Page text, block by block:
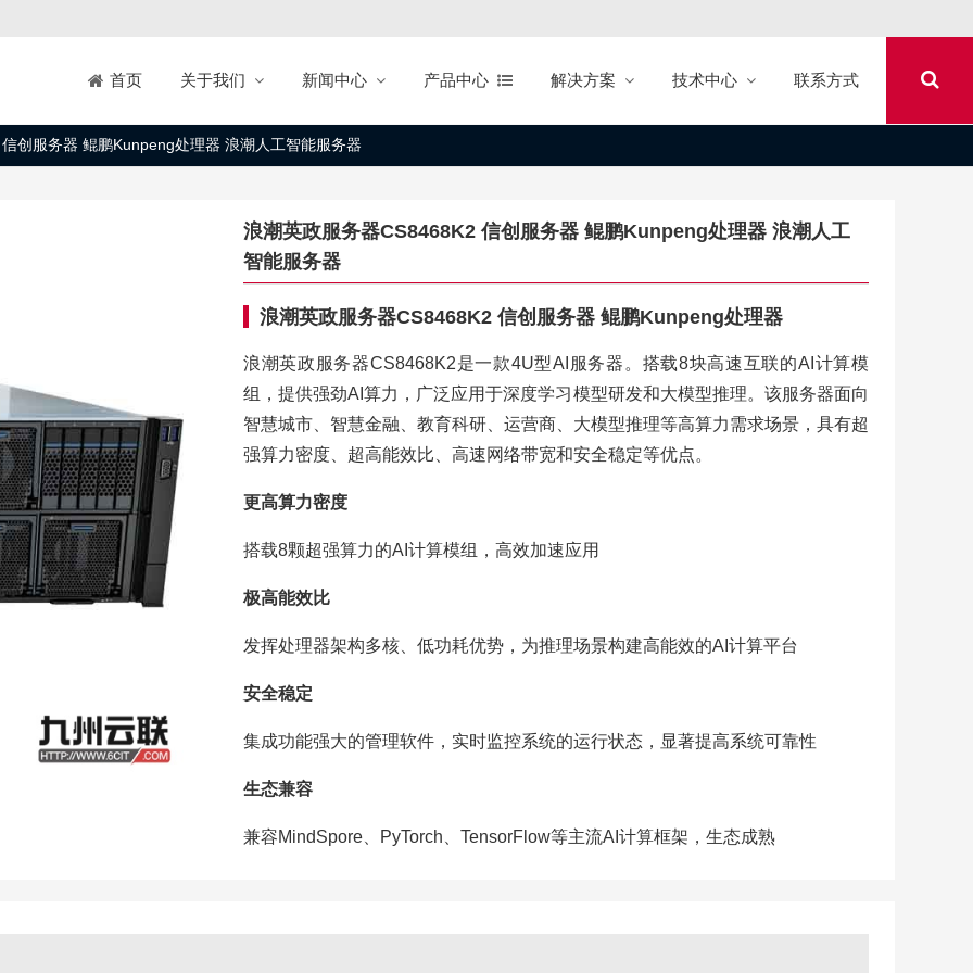
首页 关于我们 新闻中心 产品中心 解决方案 技术中心 联系方式
创服务器 鲲鹏Kunpeng处理器 浪潮人工智能服务器
浪潮英政服务器CS8468K2 信创服务器 鲲鹏Kunpeng处理器 浪潮人工
智能服务器
浪潮英政服务器CS8468K2 信创服务器 鲲鹏Kunpeng处理器
浪潮英政服务器CS8468K2是一款4U型AI服务器。搭载8块高速互联的AI计算模
组，提供强劲AI算力，广泛应用于深度学习模型研发和大模型推理。该服务器面向
智慧城市、智慧金融、教育科研、运营商、大模型推理等高算力需求场景，具有超
强算力密度、超高能效比、高速网络带宽和安全稳定等优点。
更高算力密度
搭载8颗超强算力的AI计算模组，高效加速应用
极高能效比
发挥处理器架构多核、低功耗优势，为推理场景构建高能效的AI计算平台
安全稳定
集成功能强大的管理软件，实时监控系统的运行状态，显著提高系统可靠性
生态兼容
兼容MindSpore、PyTorch、TensorFlow等主流AI计算框架，生态成熟